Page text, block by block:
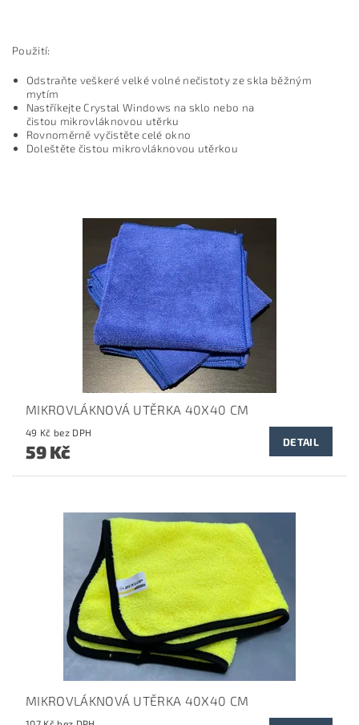
Použití:
Odstraňte veškeré velké volné nečistoty ze skla běžným
mytím
Nastříkejte Crystal Windows na sklo nebo na
čistou mikrovláknovou utěrku
Rovnoměrně vyčistěte celé okno
Doleštěte čistou mikrovláknovou utěrkou
MIKROVLÁKNOVÁ UTĚRKA 40X40 CM
49 Kč bez DPH
59 Kč DETAIL
MIKROVLÁKNOVÁ UTĚRKA 40X40 CM